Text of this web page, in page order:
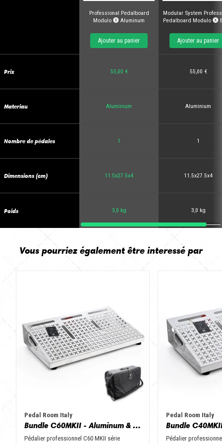
Prix
Materiau
Nombre de pédales
Dimensions (cm)
Poids
Professional Pedalboard
Modulo 🅧 Aluminum
Ajouter au panier
55,00 €
Aluminium
1
11.5x27.5x4
3,0 kg
Modular System
Pedalboard Modulo 🅧
Ajouter au panier
55,00 €
Aluminium
1
11.5x27.5x4
3,0 kg
Vous pourriez également être interessé par
Pedal Room Italy
Bundle C60MKII - Aluminum & Black + NGbag
Pédalier professionnel C60 MKII série
Pedal Room Italy
Pédalier